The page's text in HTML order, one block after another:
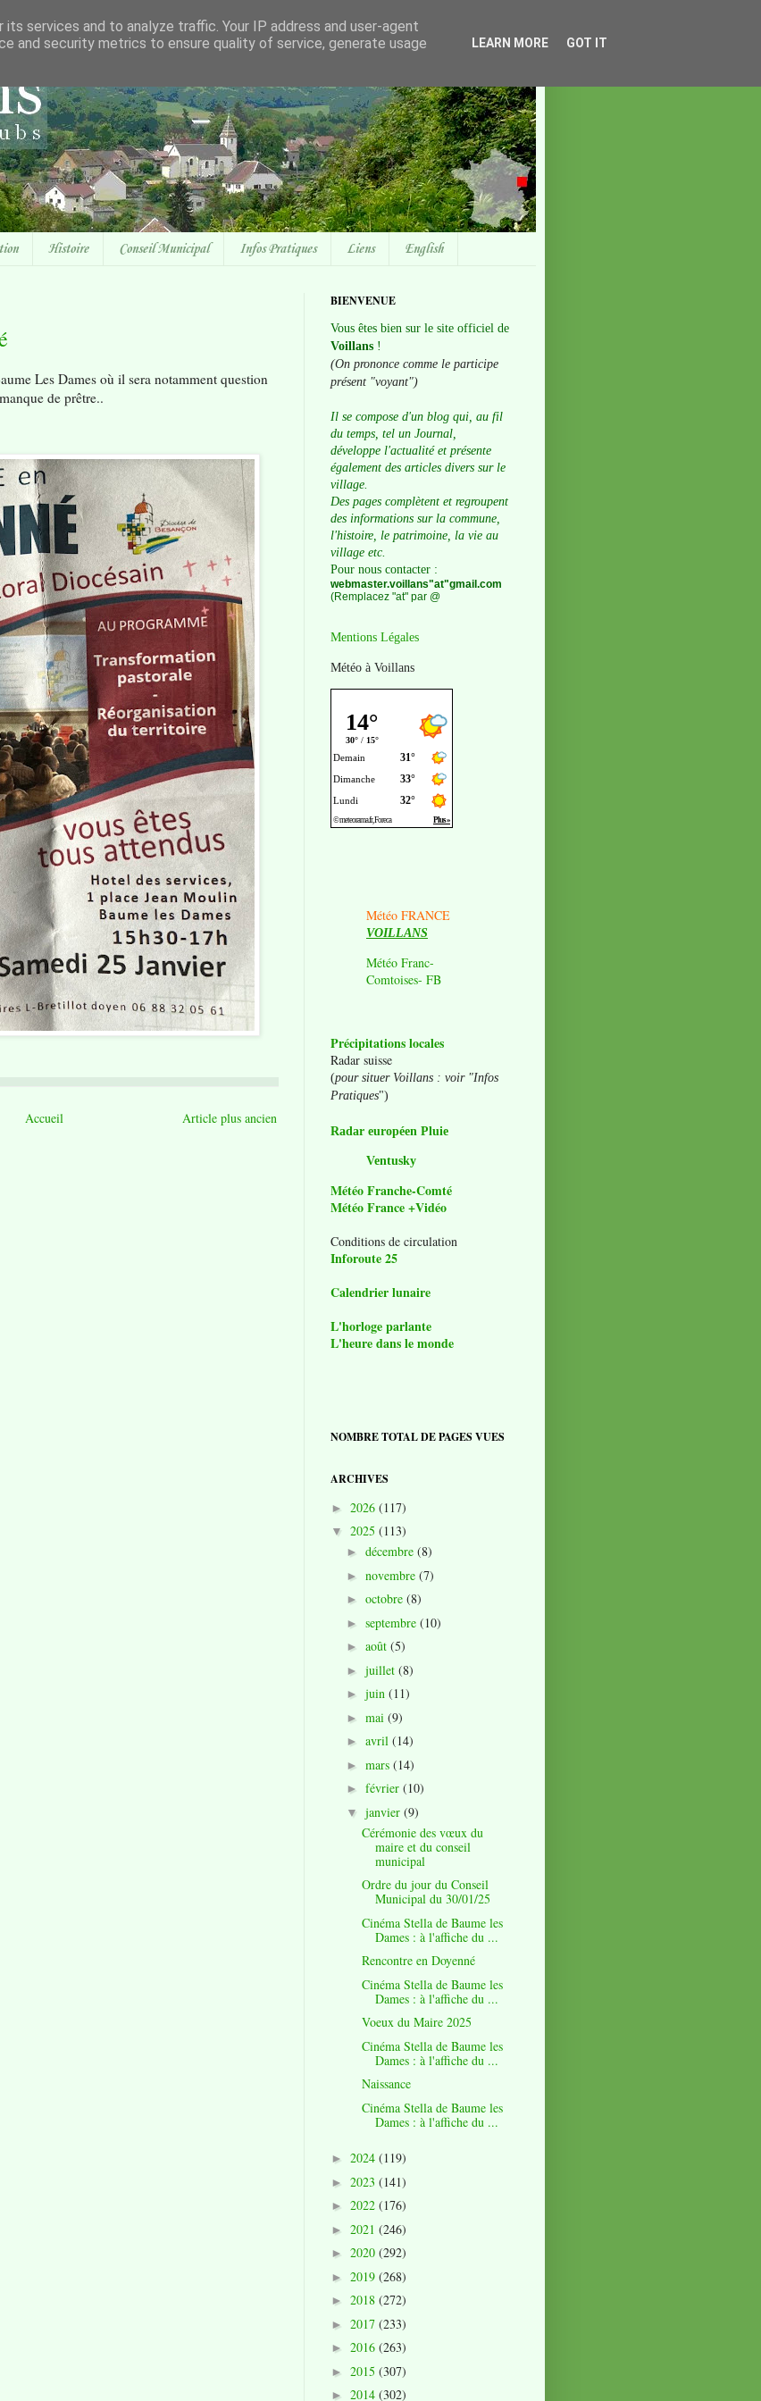
Histoire Conseil Municipal Infos Pratiques Liens English
Les Dames où il sera notamment question
de prêtre..
Article plus ancien
Accueil
BIENVENUE
Vous êtes bien sur le site officiel de
Voillans !
(On prononce comme le participe
présent "voyant")
Il se compose d'un blog qui, au fil
du temps, tel un Journal,
développe l'actualité et présente
également des articles divers sur le
village.
Des pages complètent et regroupent
des informations sur la commune,
l'histoire, le patrimoine, la vie au
village etc.
Pour nous contacter :
webmaster.voillans"at"gmail.com
(Remplacez "at" par @
Mentions Légales
Météo à Voillans
Météo FRANCE
VOILLANS
Météo Franc-
Comtoises- FB
Précipitations locales
Radar suisse
(pour situer Voillans : voir "Infos
Pratiques")
Radar européen Pluie
Ventusky
Météo Franche-Comté
Météo France +Vidéo
Conditions de circulation
Inforoute 25
Calendrier lunaire
L'horloge parlante
L'heure dans le monde
NOMBRE TOTAL DE PAGES VUES
ARCHIVES
► 2026 (117)
▼ 2025 (113)
► décembre (8)
► novembre (7)
► octobre (8)
► septembre (10)
► août (5)
► juillet (8)
► juin (11)
► mai (9)
► avril (14)
► mars (14)
► février (10)
▼ janvier (9)
Cérémonie des vœux du
maire et du conseil
municipal
Ordre du jour du Conseil
Municipal du 30/01/25
Cinéma Stella de Baume les
Dames : à l'affiche du ...
Rencontre en Doyenné
Cinéma Stella de Baume les
Dames : à l'affiche du ...
Voeux du Maire 2025
Cinéma Stella de Baume les
Dames : à l'affiche du ...
Naissance
Cinéma Stella de Baume les
Dames : à l'affiche du ...
► 2024 (119)
► 2023 (141)
► 2022 (176)
► 2021 (246)
► 2020 (292)
► 2019 (268)
► 2018 (272)
► 2017 (233)
► 2016 (263)
► 2015 (307)
► 2014 (302)
services and to analyze traffic. Your IP address and user-agent
and security metrics to ensure quality of service, generate usage
LEARN MORE GOT IT